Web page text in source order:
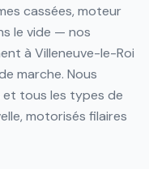
cassées, moteur
le vide — nos
à Villeneuve-le-Roi
marche. Nous
et tous les types de
motorisés filaires